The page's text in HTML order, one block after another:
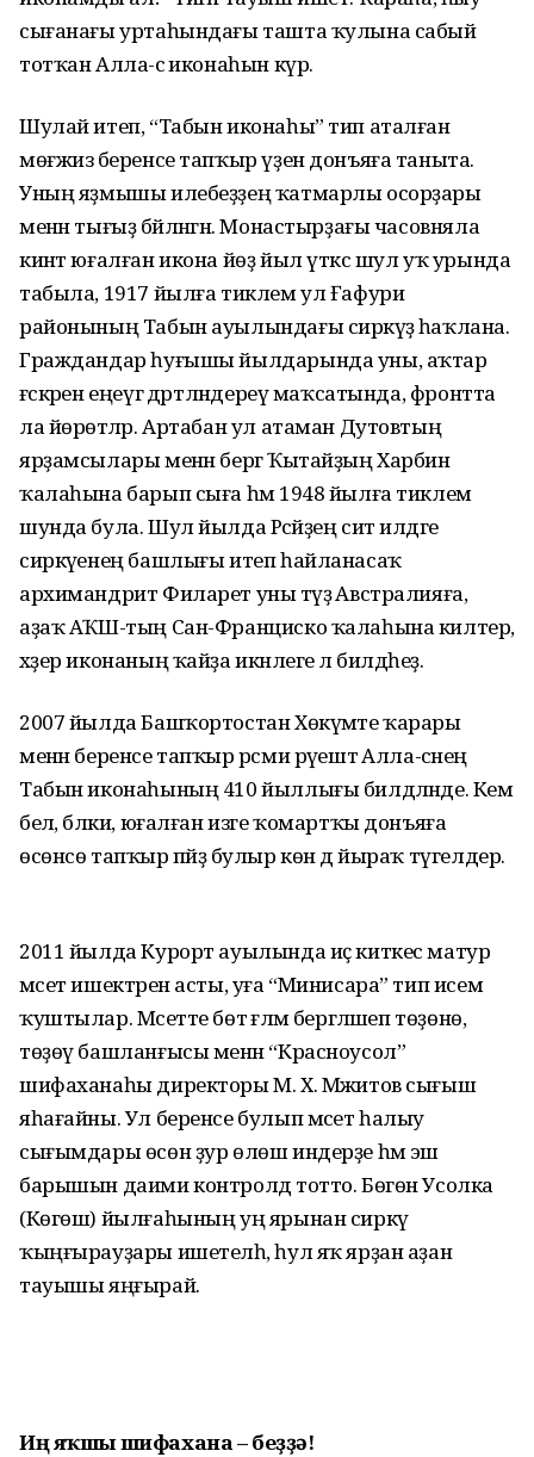
сығанағы уртаһындағы ташта ҡулына сабый
тотҡан Алла-әсә иконаһын күрә.
Шулай итеп, “Табын иконаһы” тип аталған
мөғжизә беренсе тапҡыр үҙен донъяға таныта.
Уның яҙмышы илебеҙҙең ҡатмарлы осор­ҙары
менән тығыҙ бәйләнгән. Монастыр­ҙағы часовняла
кинәт юғалған икона йөҙ йыл үткәс шул уҡ урында
табыла, 1917 йылға тиклем ул Ғафури
районының Табын ауылындағы сиркәүҙә һаҡлана.
Граждандар һуғышы йылдарында уны, аҡтар
ғәскәрен еңеүгә дәртләндереү маҡсатында, фронтта
ла йөрөтәләр. Артабан ул атаман Дутовтың
ярҙамсылары менән бергә Ҡытайҙың Харбин
ҡалаһына барып сыға һәм 1948 йылға тиклем
шунда була. Шул йылда Рәсәйҙең сит илдәге
сиркәүенең башлығы итеп һайланасаҡ
архимандрит Филарет уны тәүҙә Австралияға,
аҙаҡ АҠШ-тың Сан-Франциско ҡалаһына килтерә,
хәҙер иконаның ҡайҙа икәнлеге лә билдәһеҙ.
2007 йылда Башҡортостан Хөкүмәте ҡарары
менән беренсе тапҡыр рәсми рәүештә Алла-әсәнең
Табын иконаһының 410 йыллығы билдәләнде. Кем
белә, бәлки, юғалған изге ҡомартҡы донъяға
өсөнсө тапҡыр пәйҙә булыр көн дә йыраҡ түгелдер.
2011 йылда Курорт ауылында иҫ киткес матур
мәсет ишектәрен асты, уға “Минисара” тип исем
ҡуштылар. Мәсетте бөтә ғәләм бер­гәләшеп төҙөнө, ә
төҙөү башланғысы менән “Красноусол”
шифаханаһы директоры М. Х. Мәжитов сығыш
яһағайны. Ул беренсе булып мәсет һалыу
сығымдары өсөн ҙур өлөш индерҙе һәм эш
барышын даими кон­тролдә тотто. Бөгөн Усолка
(Көгөш) йылға­һы­ның уң ярынан сиркәү
ҡыңғырауҙары ишетелһә, һул яҡ ярҙан аҙан
тауышы яңғырай.
Иң яҡшы шифахана – беҙҙә!